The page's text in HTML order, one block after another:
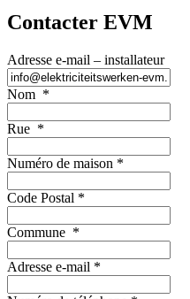
Contacter EVM
Adresse e-mail – installateur
Nom *
Rue *
Numéro de maison *
Code Postal *
Commune *
Adresse e-mail *